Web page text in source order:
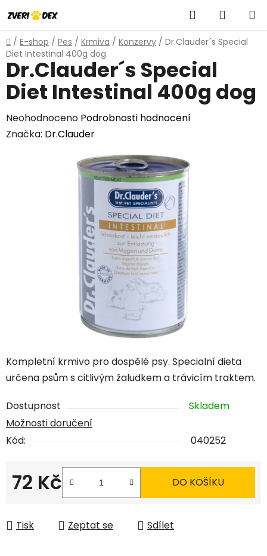
na
obsah
Hledat
KOŠÍK
Domů
/ E-shop / Pes / Krmiva / Konzervy / Dr.Clauder´s Special
Diet Intestinal 400g dog
Kompletní krmivo pro dospělé psy. Specialní dieta
určena psům s citlivým žaludkem a trávicím traktem.
Dostupnost
Skladem
Možnosti doručení
Kód:
040252
72 Kč
Měrná cena:
DO KOŠÍKU
Tisk Zeptat se Sdílet
Dr.Clauder´s Special
Diet Intestinal 400g dog
Průměrné
hodnocení
Neohodnoceno Podrobnosti hodnocení
Značka: Dr.Clauder